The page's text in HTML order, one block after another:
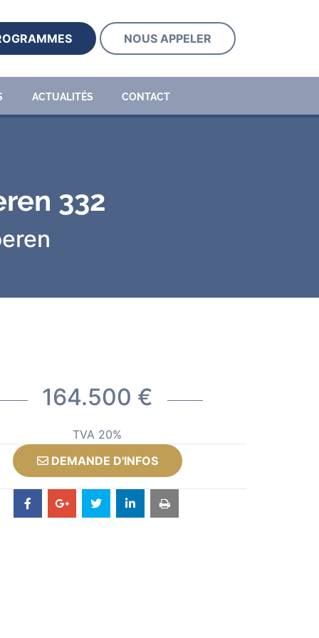
NOUS APPELER
ACTUALITÉS CONTACT
332
164.500 €
TVA 20%
DEMANDE D'INFOS